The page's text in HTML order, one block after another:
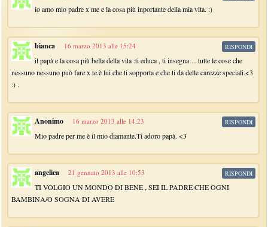
io amo mio padre x me e la cosa più inportante della mia vita. :)
bianca 16 marzo 2013 alle 15:24
il papà e la cosa più bella della vita :ti educa , ti insegna… tutte le cose che
nessuno nessuno può fare x te.è lui che ti sopporta e che ti da delle carezze speciali.<3
:) .
RISPONDI
Anonimo 16 marzo 2013 alle 14:23
Mio padre per me è il mio diamante.Ti adoro papà. <3
RISPONDI
angelica 21 gennaio 2013 alle 10:53
TI VOLGIO UN MONDO DI BENE , SEI IL PADRE CHE OGNI
BAMBINA/O SOGNA DI AVERE
RISPONDI